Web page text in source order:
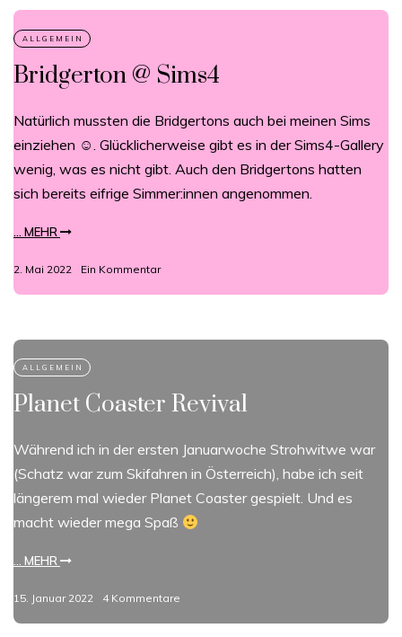
Bridgerton @ Sims4
Natürlich mussten die Bridgertons auch bei meinen Sims
einziehen ☺. Glücklicherweise gibt es in der Sims4-Gallery
wenig, was es nicht gibt. Auch den Bridgertons hatten
sich bereits eifrige Simmer:innen angenommen.
... MEHR
2. Mai 2022 Ein Kommentar
Planet Coaster Revival
Während ich in der ersten Januarwoche Strohwitwe war
(Schatz war zum Skifahren in Österreich), habe ich seit
längerem mal wieder Planet Coaster gespielt. Und es
macht wieder mega Spaß
... MEHR
15. Januar 2022 4 Kommentare